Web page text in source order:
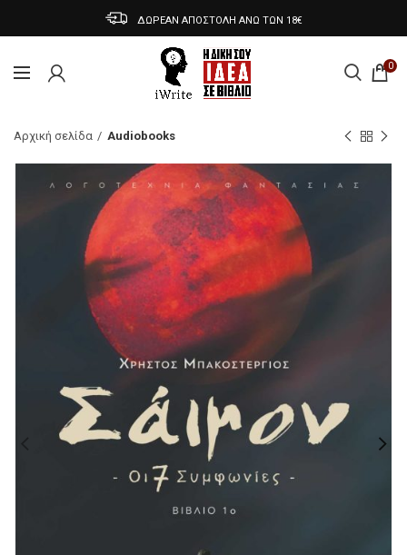
ΔΩΡΕΑΝ ΑΠΟΣΤΟΛΗ ΑΝΩ ΤΩΝ 18€
0
Αρχική σελίδα Audiobooks